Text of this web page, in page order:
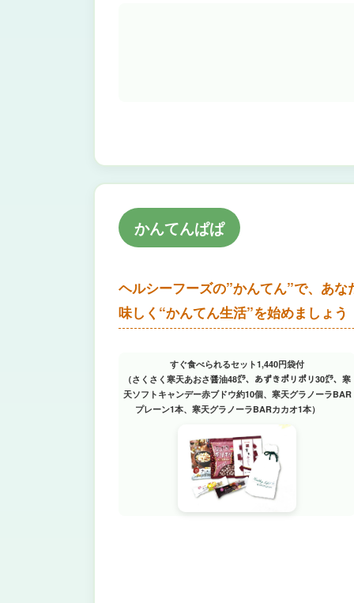
かんてんぱぱ
ヘルシーフーズの”かんてん”で、あ
味しく“かんてん生活”を始めましょう
すぐ食べられるセット1,440円袋付
（さくさく寒天あおさ醤油48㌘、あずきポリポリ30㌘、寒
天ソフトキャンデー赤ブドウ約10個、寒天グラノーラBAR
プレーン1本、寒天グラノーラBARカカオ1本）